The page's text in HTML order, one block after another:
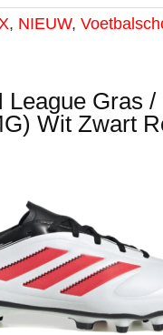
, NIEUW,
League Gras
Wit Zwart